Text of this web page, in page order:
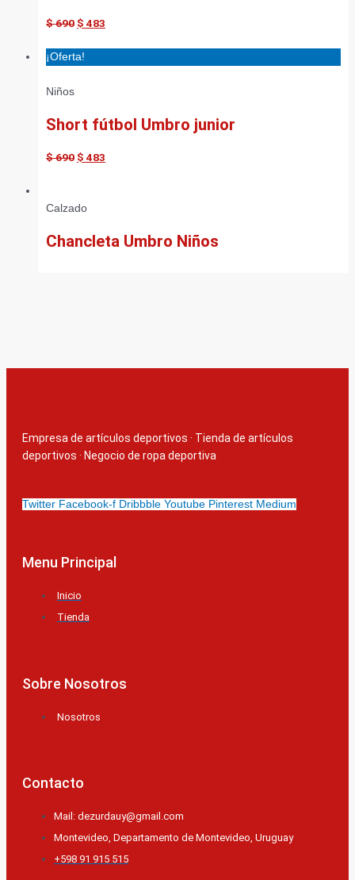
$690 $ 483
¡Oferta!
Niños
Short fútbol Umbro junior
$690 $ 483
Calzado
Chancleta Umbro Niños
Empresa de artículos deportivos · Tienda de artículos
deportivos · Negocio de ropa deportiva
Twitter Facebook-f Dribbble Youtube Pinterest Medium
Menu Principal
Inicio
Tienda
Sobre Nosotros
Nosotros
Contacto
Mail: dezurdauy@gmail.com
Montevideo, Departamento de Montevideo, Uruguay
+598 91 915 515